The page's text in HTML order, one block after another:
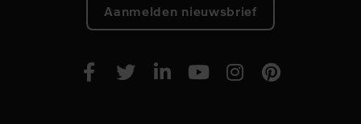
Aanmelden nieuwsbrief